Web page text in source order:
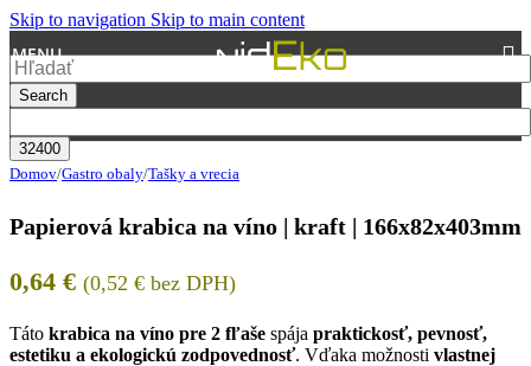
Skip to navigation Skip to main content
MENU
Search
Domov/Gastro obaly/Tašky a vrecia
Papierová krabica na víno | kraft | 166x82x403mm
0,64 € (0,52 € bez DPH)
Táto krabica na víno pre 2 fľaše spája praktickosť, pevnosť,
estetiku a ekologickú zodpovednosť. Vďaka možnosti vlastnej